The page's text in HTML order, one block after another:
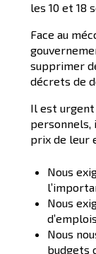
les 10 et 18
Face au
supprimer
décrets de
Il est urgent
personnels,
prix de leur
Nous
Nous
Nous
budgets